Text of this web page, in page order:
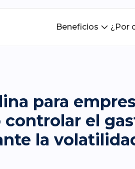
Beneficios ¿Por
para
controlar el
la